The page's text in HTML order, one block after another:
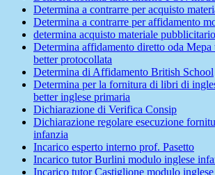
Determina a contrarre per acquisto
Determina a contrarre per affidamento
determina acquisto materiale
Determina affidamento diretto oda Mepa
better protocollata
Determina di Affidamento British School
Determina per la fornitura di libri di
better inglese primaria
Dichiarazione di Verifica Consip
Dichiarazione regolare esecuzione
infanzia
Incarico esperto interno prof. Pasetto
Incarico tutor Burlini modulo inglese
Incarico tutor Castiglione modulo